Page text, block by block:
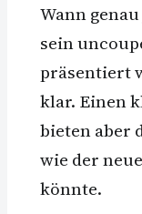
Wann
sein
präsentiert
klar. Einen
bieten aber
wie der
könnte.